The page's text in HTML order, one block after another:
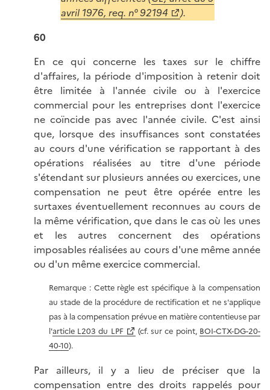
avril 1976, req. n° 92194
).
60
En ce qui concerne les taxes sur le chiffre
d'affaires, la période d'imposition à retenir doit
être limitée à l'année civile ou à l'exercice
commercial pour les entreprises dont l'exercice
ne coïncide pas avec l'année civile. C'est ainsi
que, lorsque des insuffisances sont constatées
au cours d'une vérification se rapportant à des
opérations réalisées au titre d'une période
s'étendant sur plusieurs années ou exercices, une
compensation ne peut être opérée entre les
surtaxes éventuellement reconnues au cours de
la même vérification, que dans le cas où les unes
et les autres concernent des opérations
imposables réalisées au cours d'une même année
ou d'un même exercice commercial.
Remarque : Cette règle est spécifique à la compensation
au stade de la procédure de rectification et ne s'applique
pas à la compensation prévue en matière contentieuse par
l'article L203 du LPF (cf. sur ce point, BOI-CTX-DG-20-
40-10).
Par ailleurs, il y a lieu de préciser que la
compensation entre des droits rappelés pour